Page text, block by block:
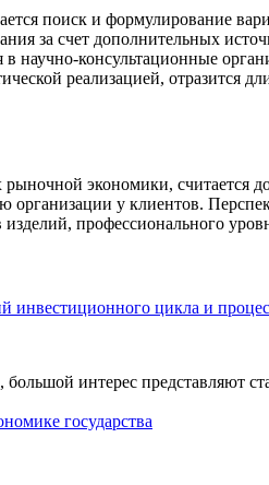
поиск и формулирование
за счет дополнительных
в научно-консультационные
реализацией,
экономики, считается
у клиентов.
профессионального
инвестиционного цикла и
интерес
государства